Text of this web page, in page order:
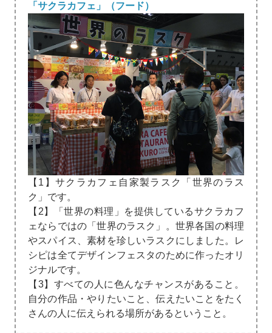
「サクラカフェ」（フード）
【1】サクラカフェ自家製ラスク「世界のラス
ク」です。
【2】「世界の料理」を提供しているサクラカフ
ェならではの「世界のラスク」。世界各国の料理
やスパイス、素材を珍しいラスクにしました。レ
シピは全てデザインフェスタのために作ったオリ
ジナルです。
【3】すべての人に色んなチャンスがあること。
自分の作品・やりたいこと、伝えたいことをたく
さんの人に伝えられる場所があるということ。